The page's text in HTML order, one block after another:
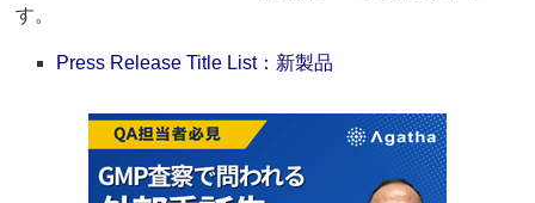
す。
Press Release Title List：新製品